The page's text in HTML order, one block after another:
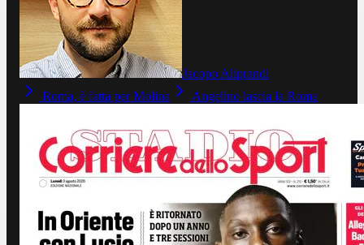
Jacopo Aliprandi
Roma, è fatta per Molina
Angelino lascia la Roma